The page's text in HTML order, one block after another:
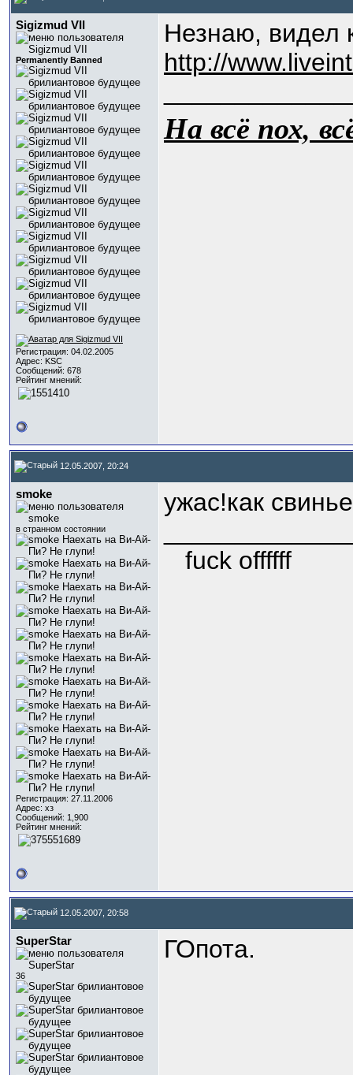
Sigizmud VII
Permanently Banned
Регистрация: 04.02.2005
Адрес: KSC
Сообщений: 678
Рейтинг мнений:
Незнаю, видел
http://
На всё пох,
12.05.2007, 20:24
smoke
в странном состоянии
Регистрация: 27.11.2006
Адрес: хз
Сообщений: 1,900
Рейтинг мнений:
ужас!как
fuck offffff
12.05.2007, 20:58
SuperStar
36
ГОпота.